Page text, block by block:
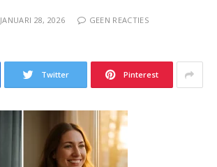
JANUARI 28, 2026
GEEN REACTIES
Twitter Pinterest